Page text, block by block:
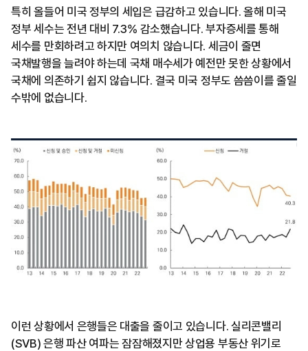
특히 올들어 미국 정부의 세입은 급감하고 있습니다. 올해 미국
정부 세수는 전년 대비 7.3% 감소했습니다. 부자증세를 통해
세수를 만회하려고 하지만 여의치 않습니다. 세금이 줄면
국채발행을 늘려야 하는데 국채 매수세가 예전만 못한 상황에서
국채에 의존하기 쉽지 않습니다. 결국 미국 정부도 씀씀이를 줄일
수밖에 없습니다.
이런 상황에서 은행들은 대출을 줄이고 있습니다. 실리콘밸리
(SVB) 은행 파산 여파는 잠잠해졌지만 상업용 부동산 위기로